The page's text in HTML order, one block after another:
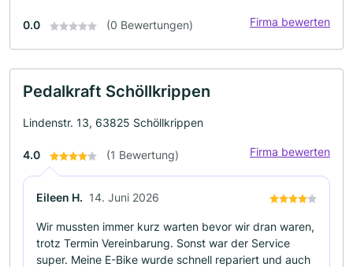
0.0 (0 Bewertungen) Firma bewerten
Pedalkraft Schöllkrippen
Lindenstr. 13, 63825 Schöllkrippen
4.0 (1 Bewertung) Firma bewerten
Eileen H. 14. Juni 2026
Wir mussten immer kurz warten bevor wir dran waren,
trotz Termin Vereinbarung. Sonst war der Service
super. Meine E-Bike wurde schnell repariert und auch